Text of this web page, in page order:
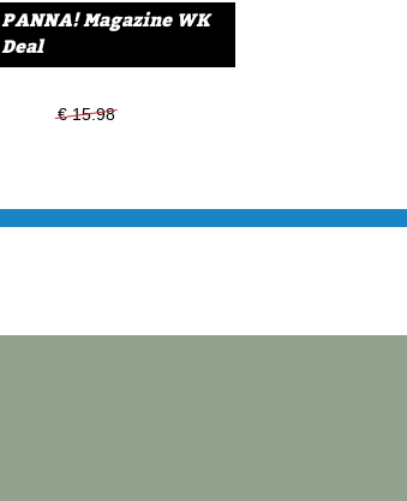
PANNA! Magazine WK
Deal
€ 15.98€ 13.99